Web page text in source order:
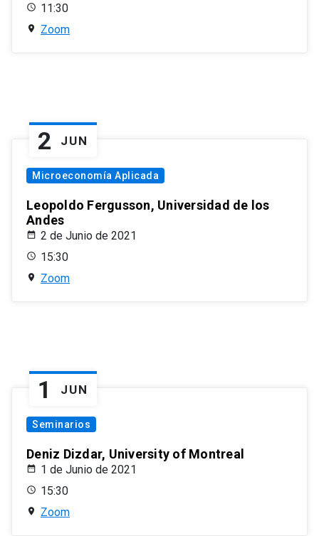
11:30
Zoom
2 JUN
Microeconomía Aplicada
Leopoldo Fergusson, Universidad de los
Andes
2 de Junio de 2021
15:30
Zoom
1 JUN
Seminarios
Deniz Dizdar, University of Montreal
1 de Junio de 2021
15:30
Zoom